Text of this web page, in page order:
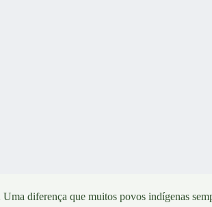
Uma diferença que muitos povos indígenas